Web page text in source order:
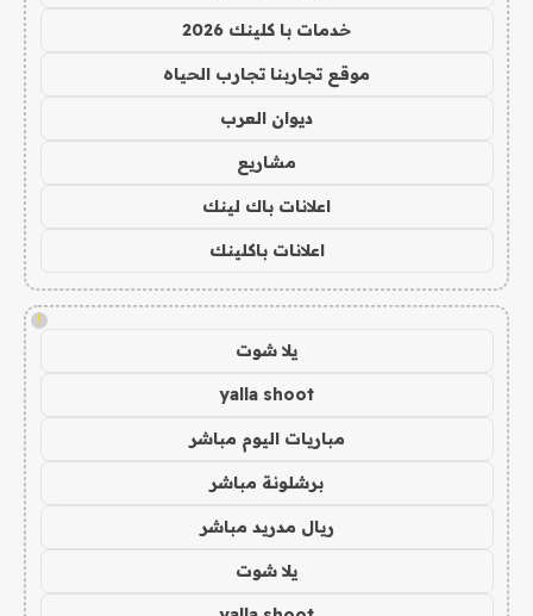
خدمات با كلينك 2026
موقع تجاربنا تجارب الحياه
ديوان العرب
مشاريع
اعلانات باك لينك
اعلانات باكلينك
!
يلا شوت
yalla shoot
مباريات اليوم مباشر
برشلونة مباشر
ريال مدريد مباشر
يلا شوت